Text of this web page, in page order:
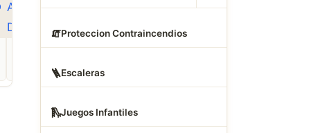
AutoCAD DWG Gratis –
Bloques 2D
CAMAS DWG
🧯Proteccion Contraincendios
🪜Escaleras
🛝Juegos Infantiles